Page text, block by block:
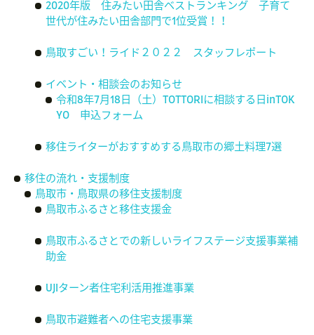
2020年版 住みたい田舎ベストランキング 子育て
世代が住みたい田舎部門で1位受賞！！
鳥取すごい！ライド２０２２ スタッフレポート
イベント・相談会のお知らせ
令和8年7月18日（土）TOTTORIに相談する日inTOK
YO 申込フォーム
移住ライターがおすすめする鳥取市の郷土料理7選
移住の流れ・支援制度
鳥取市・鳥取県の移住支援制度
鳥取市ふるさと移住支援金
鳥取市ふるさとでの新しいライフステージ支援事業補
助金
UJIターン者住宅利活用推進事業
鳥取市避難者への住宅支援事業